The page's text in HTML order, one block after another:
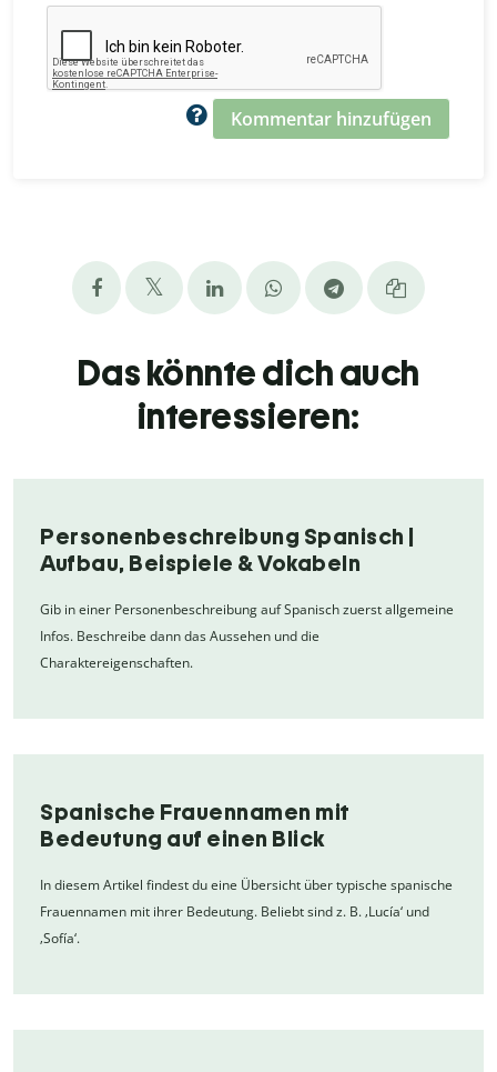
Kommentar hinzufügen
Das könnte dich auch
interessieren:
Personenbeschreibung Spanisch |
Aufbau, Beispiele & Vokabeln
Gib in einer Personenbeschreibung auf Spanisch zuerst allgemeine
Infos. Beschreibe dann das Aussehen und die
Charaktereigenschaften.
Spanische Frauennamen mit
Bedeutung auf einen Blick
In diesem Artikel findest du eine Übersicht über typische spanische
Frauennamen mit ihrer Bedeutung. Beliebt sind z. B. ‚Lucía‘ und
‚Sofía‘.